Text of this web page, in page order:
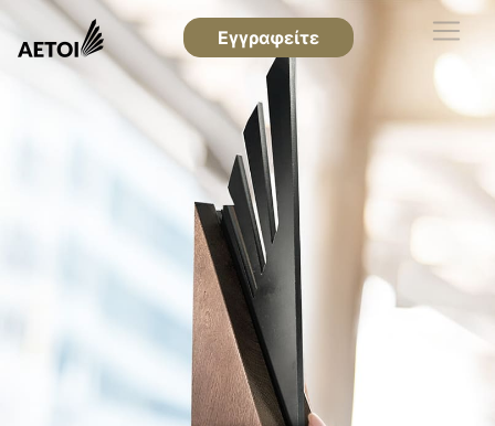
Εγγραφείτε